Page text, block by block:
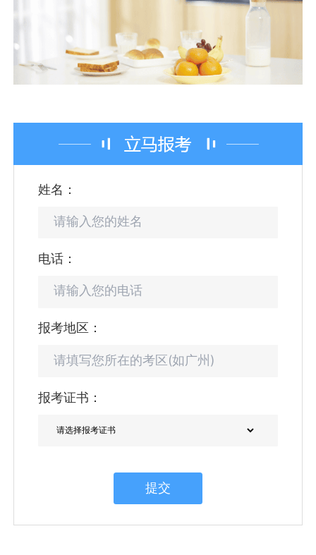
姓名：
电话：
报考地区：
报考证书：
提交